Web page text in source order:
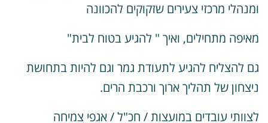
מרכזי צעירים שזקוקים להכוונה
מתחילים, ואיך " להגיע בטוח לבית"
להצליח להגיע לתעודת גמר וגם להיות בתחושת
של תהליך ארוך ורכבת הרים.
עובדים במועצות / חכ"ל / אגפי צמיחה